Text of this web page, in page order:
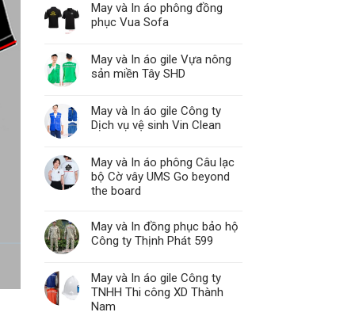
May và In áo phông đồng
phục Vua Sofa
May và In áo gile Vựa nông
sản miền Tây SHD
May và In áo gile Công ty
Dịch vụ vệ sinh Vin Clean
May và In áo phông Câu lạc
bộ Cờ vây UMS Go beyond
the board
May và In đồng phục bảo hộ
Công ty Thịnh Phát 599
May và In áo gile Công ty
TNHH Thi công XD Thành
Nam